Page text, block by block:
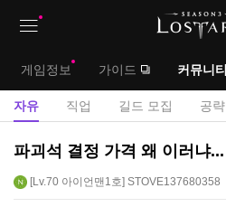
대
메
뉴
게임정보 가이드 커뮤니티
서
자유 직업 길드 모집 공략
자
게
파괴석 결정 가격 왜 이러냐...
Lv.70 아이언맨1호 STOVE137680358